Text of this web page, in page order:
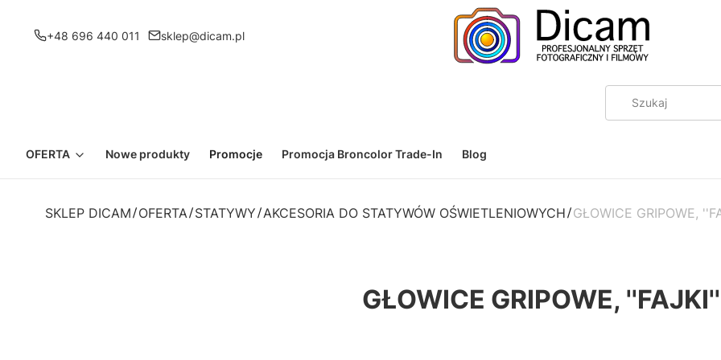
+48 696 440 011 sklep@dicam.pl
OFERTA Nowe produkty Promocje Promocja Broncolor Trade-In Blog
SKLEP DICAM OFERTA STATYWY AKCESORIA DO STATYWÓW OŚWIETLENIOWYCH GŁOWICE GRIPOWE,
GŁOWICE GRIPOWE, ''FAJKI''